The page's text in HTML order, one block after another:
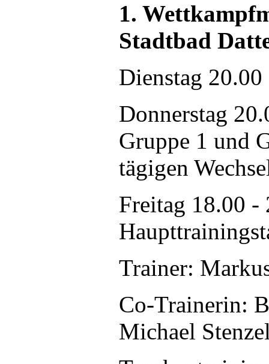
1.
Stadtbad
Dienstag
Donnerstag
Gruppe 1 und
tägigen
Freitag 18.00 -
Trainer:
Co-Trainerin:
Michael